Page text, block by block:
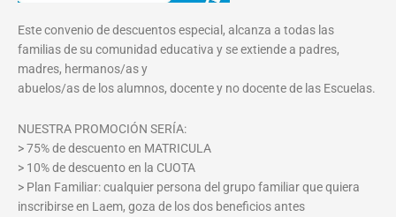
Este convenio de descuentos especial, alcanza a todas las
familias de su comunidad educativa y se extiende a padres,
madres, hermanos/as y
abuelos/as de los alumnos, docente y no docente de las Escuelas.
NUESTRA PROMOCIÓN SERÍA:
> 75% de descuento en MATRICULA
> 10% de descuento en la CUOTA
> Plan Familiar: cualquier persona del grupo familiar que quiera
inscribirse en Laem, goza de los dos beneficios antes